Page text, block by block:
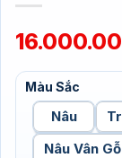
Màu Sắc
Nâu
Nâu Vân Gỗ